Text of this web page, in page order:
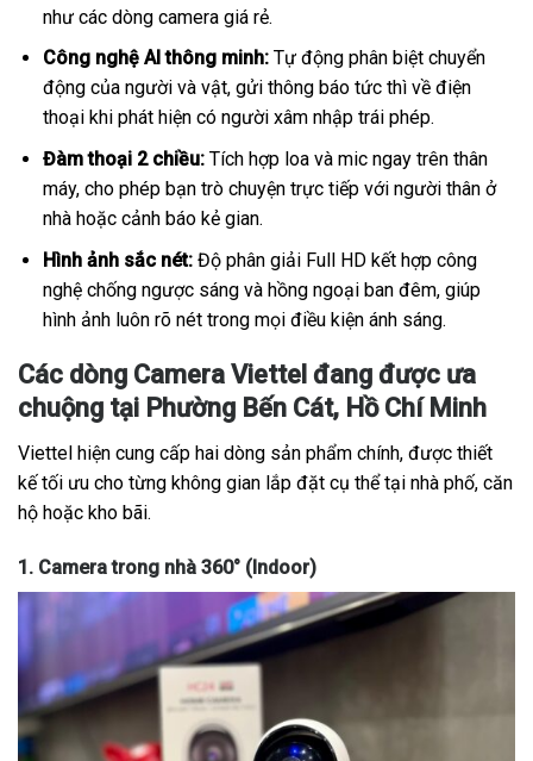
như các dòng camera giá rẻ.
Công nghệ AI thông minh:Tự động phân biệt chuyển
động của người và vật, gửi thông báo tức thì về điện
thoại khi phát hiện có người xâm nhập trái phép.
Đàm thoại 2 chiều:Tích hợp loa và mic ngay trên thân
máy, cho phép bạn trò chuyện trực tiếp với người thân ở
nhà hoặc cảnh báo kẻ gian.
Hình ảnh sắc nét:Độ phân giải Full HD kết hợp công
nghệ chống ngược sáng và hồng ngoại ban đêm, giúp
hình ảnh luôn rõ nét trong mọi điều kiện ánh sáng.
Các dòng Camera Viettel đang được ưa
chuộng tại Phường Bến Cát, Hồ Chí Minh
Viettel hiện cung cấp hai dòng sản phẩm chính, được thiết
kế tối ưu cho từng không gian lắp đặt cụ thể tại nhà phố, căn
hộ hoặc kho bãi.
1. Camera trong nhà 360° (Indoor)